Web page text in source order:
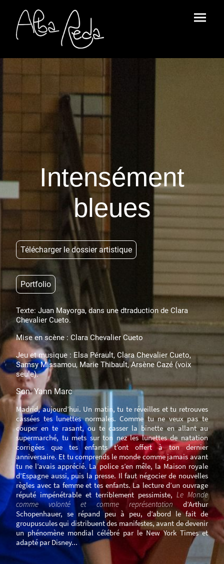
Intensément
bleues
Télécharger le dossier artistique
Portfolio
Texte: Juan Mayorga, dans une dtraduction de Clara
Chevalier Cueto.
Mise en scène : Clara Chevalier Cueto
Jeu et musique : Elsa Pérault, Clara Chevalier Cueto,
Samsy Missamou, Marie Thibault, Arsène Cazé (voix
seule).
Son: Yann Marc
Madrid, aujourd’hui. Un matin, tu te réveilles et tu retrouves
cassées tes lunettes normales. Comme tu ne veux pas te
couper en te rasant, ou te casser la binette en allant au
supermarché, tu mets sur ton nez les lunettes de natation
corrigées que tes enfants t’ont offert à ton dernier
anniversaire. Et tu comprends le monde comme jamais avant
tu ne l’avais apprécié. La police s’en mêle, la Maison royale
d’Espagne aussi, puis la presse. Il faut négocier de nouvelles
règles avec ta femme et tes enfants. La lecture d’un ouvrage
réputé impénétrable et terriblement pessimiste, Le Monde
comme volonté et comme représentationd’Arthur
Schopenhauer, se répand peu à peu, d’abord le fait de
groupuscules qui distribuent des manifestes, avant de devenir
un phénomène mondial célébré par le New York Times et
adapté par Disney...